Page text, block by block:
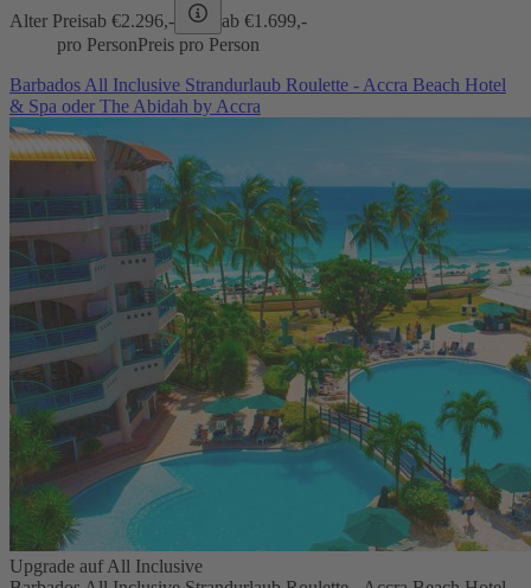
Alter Preisab €2.296,- ab €1.699,-
pro PersonPreis pro Person
Barbados All Inclusive Strandurlaub Roulette - Accra Beach Hotel
& Spa oder The Abidah by Accra
Upgrade auf All Inclusive